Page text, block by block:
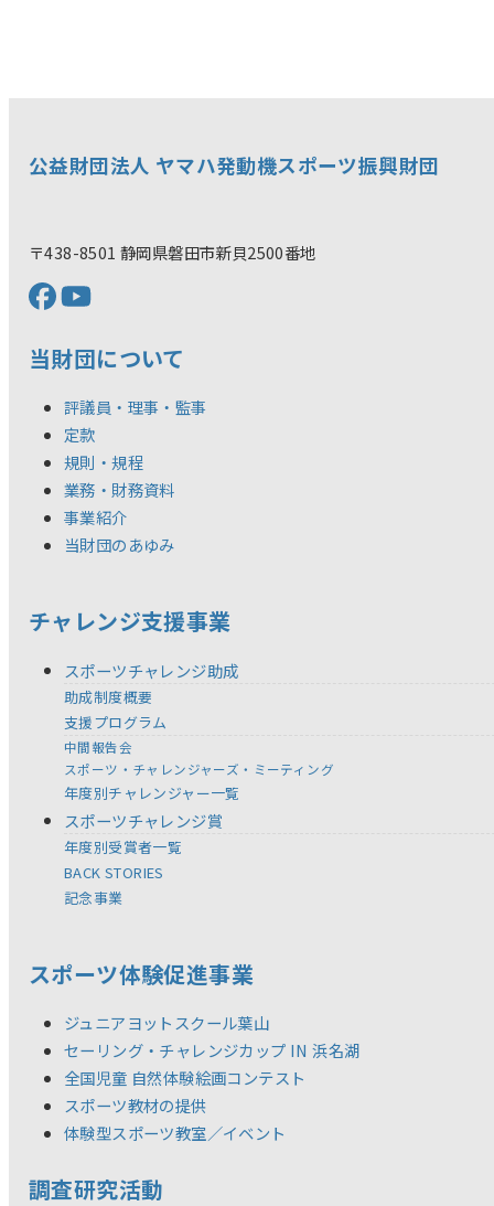
公益財団法人 ヤマハ発動機スポーツ振興財団
〒438-8501 静岡県磐田市新貝2500番地
当財団について
評議員・理事・監事
定款
規則・規程
業務・財務資料
事業紹介
当財団のあゆみ
チャレンジ支援事業
スポーツチャレンジ助成
助成制度概要
支援プログラム
中間報告会
スポーツ・チャレンジャーズ・ミーティング
年度別チャレンジャー一覧
スポーツチャレンジ賞
年度別受賞者一覧
BACK STORIES
記念事業
スポーツ体験促進事業
ジュニアヨットスクール葉山
セーリング・チャレンジカップ IN 浜名湖
全国児童 自然体験絵画コンテスト
スポーツ教材の提供
体験型スポーツ教室／イベント
調査研究活動